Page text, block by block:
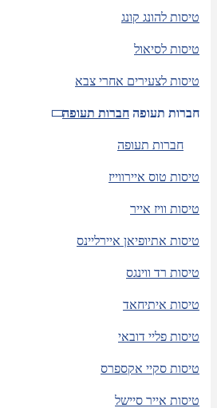
טיסות להונג קונג
טיסות לסיאול
טיסות לצעירים אחרי צבא
חברות תעופה חברות תעופה
חברות תעופה
טיסות טוס איירווייז
טיסות וויז אייר
טיסות אתיופיאן איירליינס
טיסות רד ווינגס
טיסות איתיחאד
טיסות פליי דובאי
טיסות סקיי אקספרס
טיסות אייר סיישל